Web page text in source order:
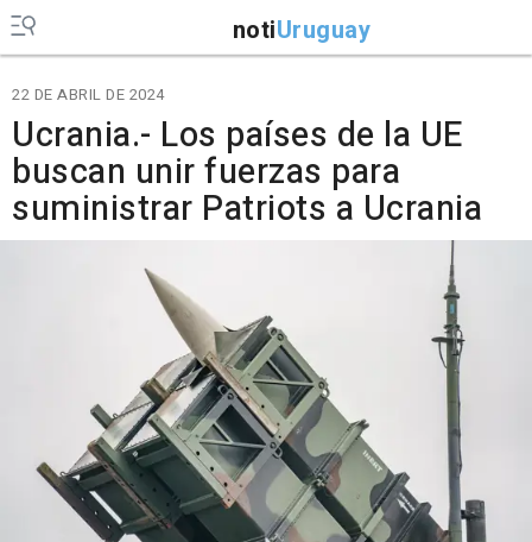
notiUruguay
22 DE ABRIL DE 2024
Ucrania.- Los países de la UE
buscan unir fuerzas para
suministrar Patriots a Ucrania